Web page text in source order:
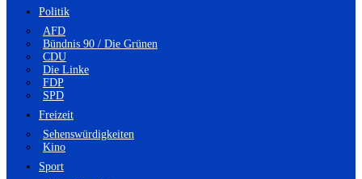
Politik
AFD
Bündnis 90 / Die Grünen
CDU
Die Linke
FDP
SPD
Freizeit
Sehenswürdigkeiten
Kino
Sport